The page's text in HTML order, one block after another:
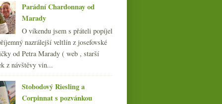
dubna(20)
března(23)
února(20)
ledna(21)
(249)
(249)
(270)
(108)
Parádní Chardonnay od
Marady
O víkendu jsem s přáteli popíjel
nazrálejší veltlín z josefovské
od Petra Marady ( web , starší
z návštěvy vin...
Stobodový Riesling a
Corpinnat s pozvánkou